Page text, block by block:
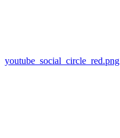
youtube_social_circle_red.png